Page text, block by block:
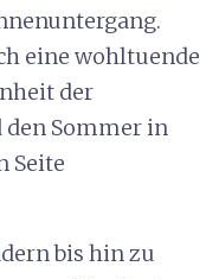
eine wohltuende
der
den Sommer in
Seite
bis hin zu